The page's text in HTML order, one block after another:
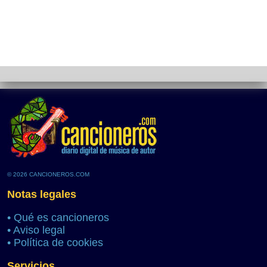
© 2026 CANCIONEROS.COM
Notas legales
• Qué es cancioneros
• Aviso legal
• Política de cookies